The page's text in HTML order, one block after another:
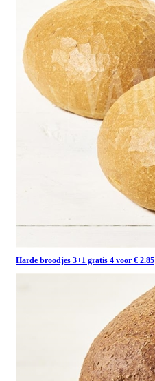
Harde broodjes 3+1 gratis 4 voor € 2.85